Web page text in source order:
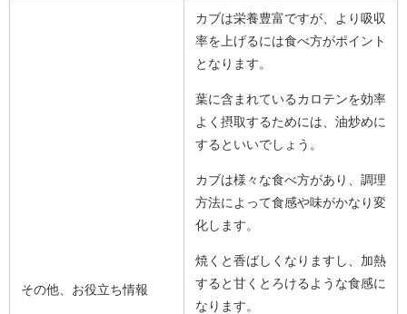
その他、お役立ち情報
カブは栄養豊富ですが、より吸収
率を上げるには食べ方がポイント
となります。
葉に含まれているカロテンを効率
よく摂取するためには、油炒めに
するといいでしょう。
カブは様々な食べ方があり、調理
方法によって食感や味がかなり変
化します。
焼くと香ばしくなりますし、加熱
すると甘くとろけるような食感に
なります。